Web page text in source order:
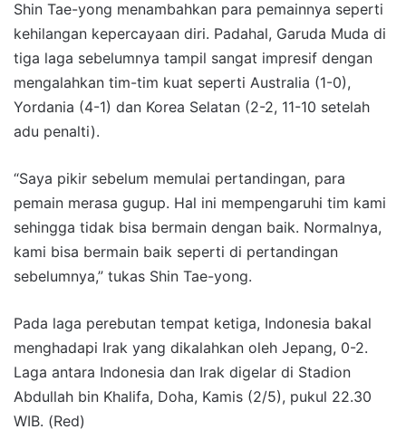
Shin Tae-yong menambahkan para pemainnya seperti
kehilangan kepercayaan diri. Padahal, Garuda Muda di
tiga laga sebelumnya tampil sangat impresif dengan
mengalahkan tim-tim kuat seperti Australia (1-0),
Yordania (4-1) dan Korea Selatan (2-2, 11-10 setelah
adu penalti).
“Saya pikir sebelum memulai pertandingan, para
pemain merasa gugup. Hal ini mempengaruhi tim kami
sehingga tidak bisa bermain dengan baik. Normalnya,
kami bisa bermain baik seperti di pertandingan
sebelumnya,” tukas Shin Tae-yong.
Pada laga perebutan tempat ketiga, Indonesia bakal
menghadapi Irak yang dikalahkan oleh Jepang, 0-2.
Laga antara Indonesia dan Irak digelar di Stadion
Abdullah bin Khalifa, Doha, Kamis (2/5), pukul 22.30
WIB. (Red)